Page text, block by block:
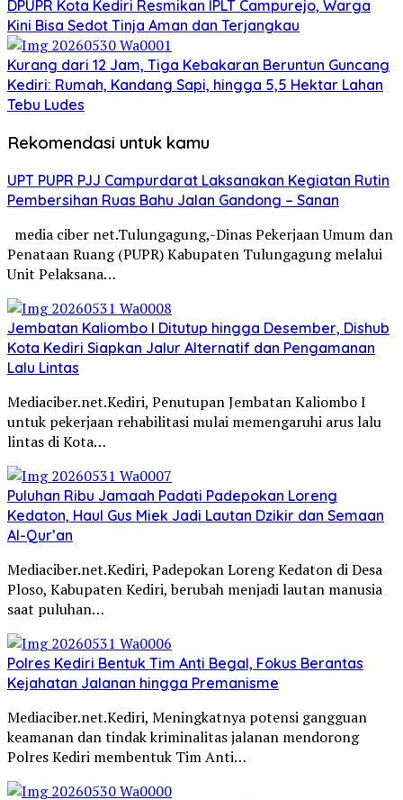
DPUPR Kota Kediri Resmikan IPLT Campurejo, Warga
Kini Bisa Sedot Tinja Aman dan Terjangkau
Kurang dari 12 Jam, Tiga Kebakaran Beruntun Guncang
Kediri: Rumah, Kandang Sapi, hingga 5,5 Hektar Lahan
Tebu Ludes
Rekomendasi untuk kamu
UPT PUPR PJJ Campurdarat Laksanakan Kegiatan Rutin
Pembersihan Ruas Bahu Jalan Gandong – Sanan
media ciber net.Tulungagung,-Dinas Pekerjaan Umum dan
Penataan Ruang (PUPR) Kabupaten Tulungagung melalui
Unit Pelaksana…
Jembatan Kaliombo I Ditutup hingga Desember, Dishub
Kota Kediri Siapkan Jalur Alternatif dan Pengamanan
Lalu Lintas
Mediaciber.net.Kediri, Penutupan Jembatan Kaliombo I
untuk pekerjaan rehabilitasi mulai memengaruhi arus lalu
lintas di Kota…
Puluhan Ribu Jamaah Padati Padepokan Loreng
Kedaton, Haul Gus Miek Jadi Lautan Dzikir dan Semaan
Al-Qur’an
Mediaciber.net.Kediri, Padepokan Loreng Kedaton di Desa
Ploso, Kabupaten Kediri, berubah menjadi lautan manusia
saat puluhan…
Polres Kediri Bentuk Tim Anti Begal, Fokus Berantas
Kejahatan Jalanan hingga Premanisme
Mediaciber.net.Kediri, Meningkatnya potensi gangguan
keamanan dan tindak kriminalitas jalanan mendorong
Polres Kediri membentuk Tim Anti…